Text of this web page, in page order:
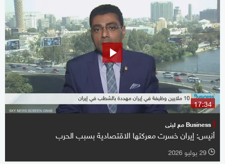
17:34
Business مع لبنى
أنيس: إيران خسرت معركتها الاقتصادية بسبب الحرب
l 29 يوليو 2026